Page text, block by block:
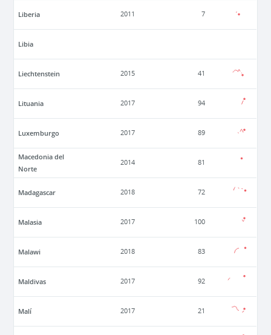
Liberia 2011 7
Libia
Liechtenstein 2015 41
Lituania 2017 94
Luxemburgo 2017 89
Macedonia del
Norte
2014 81
Madagascar 2018 72
Malasia 2017 100
Malawi 2018 83
Maldivas 2017 92
Malí 2017 21